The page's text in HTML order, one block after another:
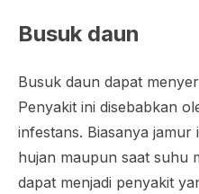
Busuk daun
Busuk daun dapat
Penyakit ini disebabkan
infestans. Biasanya jamur
hujan maupun saat suhu
dapat menjadi penyakit